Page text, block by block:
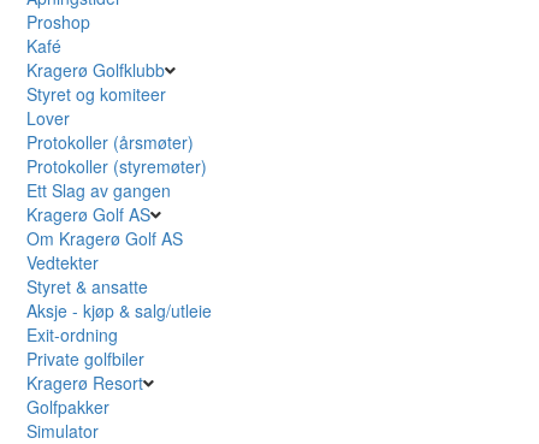
Proshop
Kafé
Kragerø Golfklubb
Styret og komiteer
Lover
Protokoller (årsmøter)
Protokoller (styremøter)
Ett Slag av gangen
Kragerø Golf AS
Om Kragerø Golf AS
Vedtekter
Styret & ansatte
Aksje - kjøp & salg/utleie
Exit-ordning
Private golfbiler
Kragerø Resort
Golfpakker
Simulator